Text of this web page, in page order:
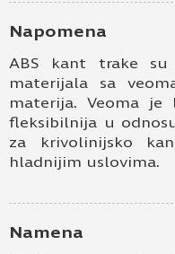
Napomena
ABS kant trake su
materijala sa
materija. Veoma je
fleksibilnija u
za krivolinijsko
hladnijim uslovima.
Namena